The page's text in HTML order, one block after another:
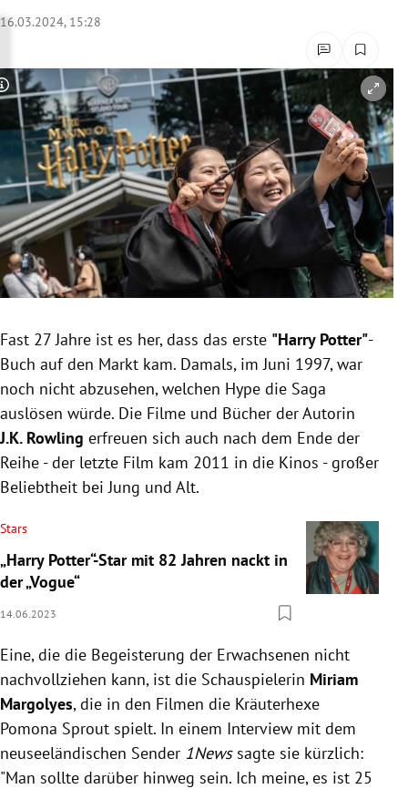
Untermenü
Untermenü
Untermenü
Untermenü
Untermenü
16.03.2024, 15:28
Copyright-Hinweis öffnen/schließen
Fast 27 Jahre ist es her, dass das erste "Harry Potter"-
Buch auf den Markt kam. Damals, im Juni 1997, war
noch nicht abzusehen, welchen Hype die Saga
auslösen würde. Die Filme und Bücher der Autorin
J.K. Rowling erfreuen sich auch nach dem Ende der
Reihe - der letzte Film kam 2011 in die Kinos - großer
Beliebtheit bei Jung und Alt.
Stars
„Harry Potter“-Star mit 82 Jahren nackt in
der „Vogue“
14.06.2023
Eine, die die Begeisterung der Erwachsenen nicht
nachvollziehen kann, ist die Schauspielerin Miriam
Margolyes, die in den Filmen die Kräuterhexe
Pomona Sprout spielt. In einem Interview mit dem
neuseeländischen Sender 1Newssagte sie kürzlich:
"Man sollte darüber hinweg sein. Ich meine, es ist 25